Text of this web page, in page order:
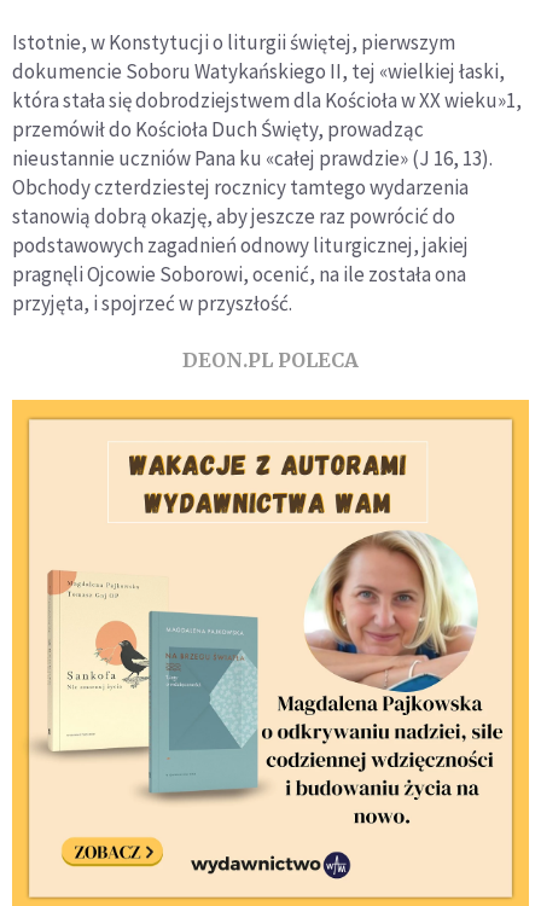
Istotnie, w Konstytucji o liturgii świętej, pierwszym
dokumencie Soboru Watykańskiego II, tej «wielkiej łaski,
która stała się dobrodziejstwem dla Kościoła w XX wieku»1,
przemówił do Kościoła Duch Święty, prowadząc
nieustannie uczniów Pana ku «całej prawdzie» (J 16, 13).
Obchody czterdziestej rocznicy tamtego wydarzenia
stanowią dobrą okazję, aby jeszcze raz powrócić do
podstawowych zagadnień odnowy liturgicznej, jakiej
pragnęli Ojcowie Soborowi, ocenić, na ile została ona
przyjęta, i spojrzeć w przyszłość.
DEON.PL POLECA